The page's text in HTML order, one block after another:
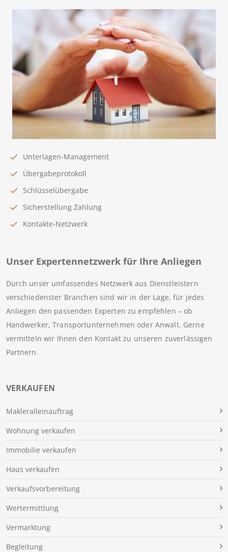
VERKAUFEN
Makleralleinauftrag
Wohnung verkaufen
Immobilie verkaufen
Haus verkaufen
Verkaufsvorbereitung
Wertermittlung
Vermarktung
Begleitung
Unterlagen-Management
Übergabeprotokoll
Schlüsselübergabe
Sicherstellung Zahlung
Kontakte-Netzwerk
Unser Expertennetzwerk für Ihre Anliegen
Durch unser umfassendes Netzwerk aus Dienstleistern
verschiedenster Branchen sind wir in der Lage, für jedes
Anliegen den passenden Experten zu empfehlen – ob
Handwerker, Transportunternehmen oder Anwalt. Gerne
vermitteln wir Ihnen den Kontakt zu unseren zuverlässigen
Partnern.